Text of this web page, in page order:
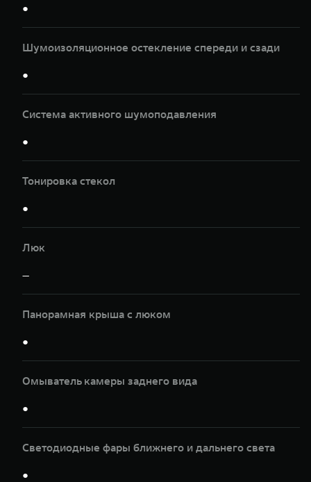
●
Шумоизоляционное остекление спереди и сзади
●
Система активного шумоподавления
●
Тонировка стекол
●
Люк
—
Панорамная крыша с люком
●
Омыватель камеры заднего вида
●
Светодиодные фары ближнего и дальнего света
●